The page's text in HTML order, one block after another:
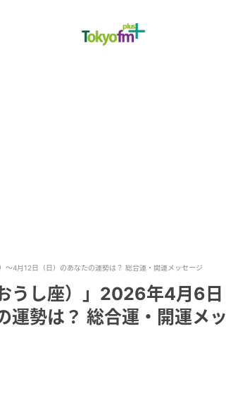
4月12日（日）のあなたの運勢は？ 総合運・開運メッセージ
うし座）」2026年4月6日
運勢は？ 総合運・開運メッ